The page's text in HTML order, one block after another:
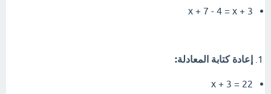
x + 7 - 4 = x + 3
إعادة كتابة المعادلة:
x + 3 = 22